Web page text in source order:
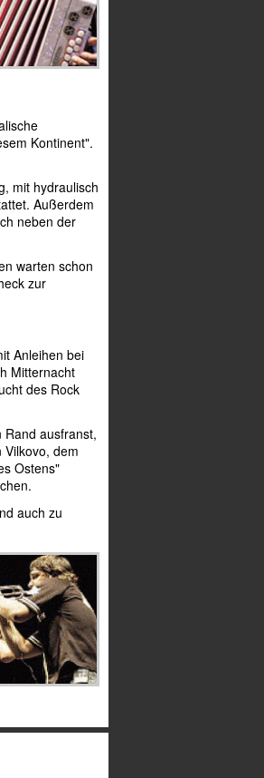
Kontinent".
mit hydraulisch
Außerdem
neben der
warten schon
zur
Anleihen bei
Mitternacht
des Rock
ausfranst,
dem
Ostens"
auch zu